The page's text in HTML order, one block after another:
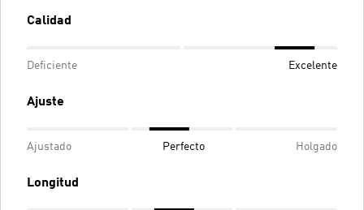
Calidad
Deficiente Excelente
Ajuste
Ajustado Perfecto Holgado
Longitud